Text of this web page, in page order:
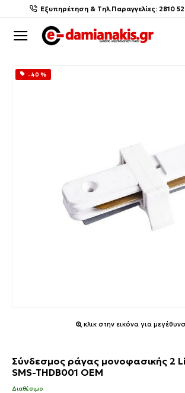
Εξυπηρέτηση & Τηλ.Παραγγελίες: 2810
-40 %
κλικ στην εικόνα για
Σύνδεσμος ράγας μονοφασικής 2
SMS-THDB001 OEM
Διαθέσιμο